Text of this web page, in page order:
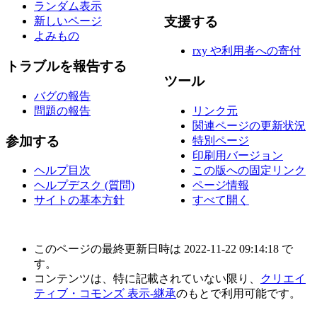
トラブルを報告する
問題の報告
参加する
ヘルプデスク (質問)
関連ページの更新状況
印刷用バージョン
この版への固定リンク
ページ情報
すべて開く
このページの最終更新日時は 2022-11-22 09:14:18 で
ティブ・コモンズ 表示-継承のもとで利用可能です。
プライバシー・ポリシー
Enpediaについて